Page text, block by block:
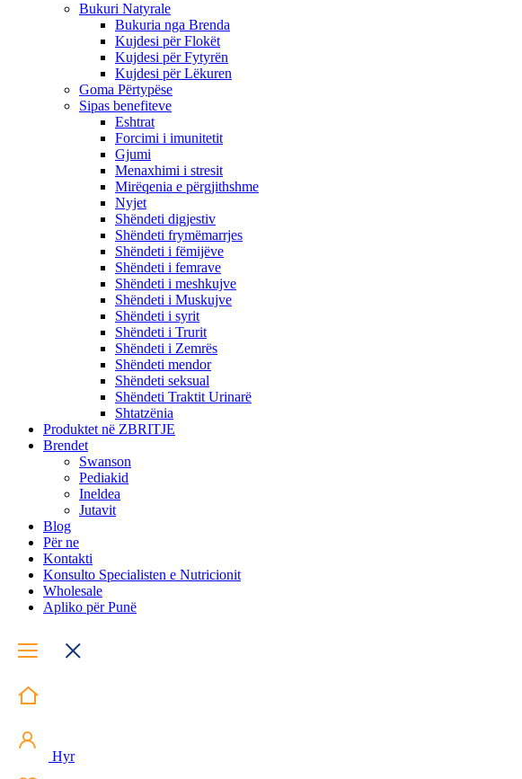
Bukuri Natyrale
Bukuria nga Brenda
Kujdesi për Flokët
Kujdesi për Fytyrën
Kujdesi për Lëkuren
Goma Përtypëse
Sipas benefiteve
Eshtrat
Forcimi i imunitetit
Gjumi
Menaxhimi i stresit
Mirëqenia e përgjithshme
Nyjet
Shëndeti digjestiv
Shëndeti frymëmarrjes
Shëndeti i fëmijëve
Shëndeti i femrave
Shëndeti i meshkujve
Shëndeti i Muskujve
Shëndeti i syrit
Shëndeti i Trurit
Shëndeti i Zemrës
Shëndeti mendor
Shëndeti seksual
Shëndeti Traktit Urinarë
Shtatzënia
Produktet në ZBRITJE
Brendet
Swanson
Pediakid
Ineldea
Jutavit
Blog
Për ne
Kontakti
Konsulto Specialisten e Nutricionit
Wholesale
Apliko për Punë
Hyr